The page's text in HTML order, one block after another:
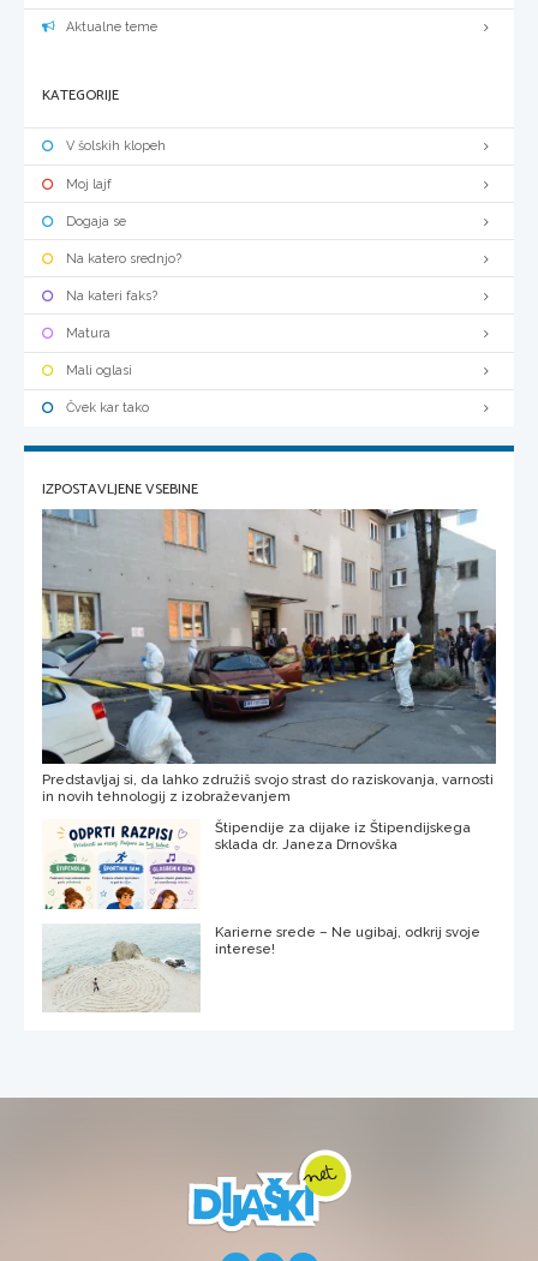
Aktualne teme
KATEGORIJE
V šolskih klopeh
Moj lajf
Dogaja se
Na katero srednjo?
Na kateri faks?
Matura
Mali oglasi
Čvek kar tako
IZPOSTAVLJENE VSEBINE
Predstavljaj si, da lahko združiš svojo strast do raziskovanja, varnosti
in novih tehnologij z izobraževanjem
Štipendije za dijake iz Štipendijskega
sklada dr. Janeza Drnovška
Karierne srede – Ne ugibaj, odkrij svoje
interese!